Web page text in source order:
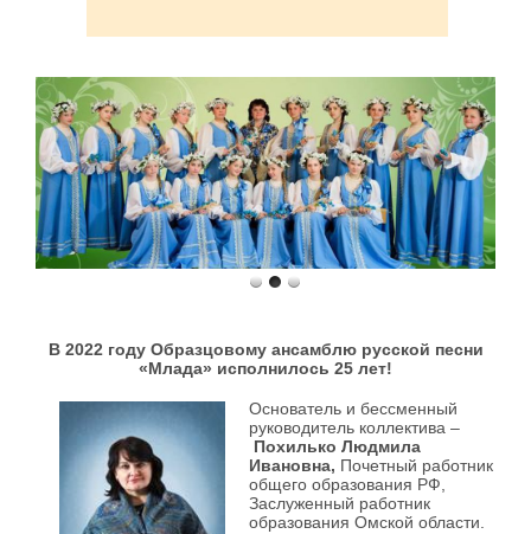
В 2022 году Образцовому ансамблю русской песни
«Млада» исполнилось 25 лет!
Основатель и бессменный
руководитель коллектива –
Похилько Людмила
Ивановна, Почетный работник
общего образования РФ,
Заслуженный работник
образования Омской области.